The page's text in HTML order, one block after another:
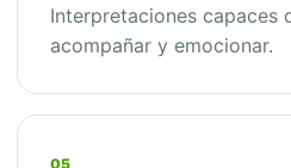
Interpretaciones capaces
acompañar y emocionar.
05